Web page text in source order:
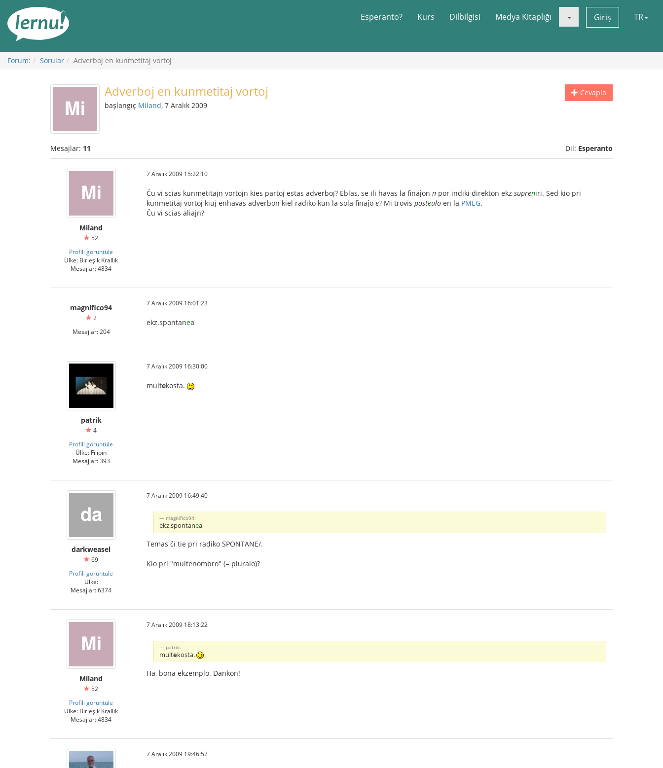
Görüntüleme
Esperanto? Kurs Dilbilgisi Medya Kitaplığı Giriş TR
Forum: Sorular Adverboj en kunmetitaj vortoj
Cevapla
Adverboj en kunmetitaj vortoj
başlangıç Miland, 7 Aralık 2009
Mesajlar: 11 Dil: Esperanto
Miland
52
Profili görüntüle
Ülke: Birleşik Krallık
Mesajlar: 4834
7 Aralık 2009 15:22:10
Ĉu vi scias kunmetitajn vortojn kies partoj estas adverboj? Eblas, se ili havas la finaĵon n por indiki direkton ekz supreniri. Sed kio pri
kunmetitaj vortoj kiuj enhavas adverbon kiel radiko kun la sola finaĵo e? Mi trovis posteulo en la PMEG.
Ĉu vi scias aliajn?
magnifico94
2
Mesajlar: 204
7 Aralık 2009 16:01:23
ekz.spontanea
patrik
4
Profili görüntüle
Ülke: Filipin
Mesajlar: 393
7 Aralık 2009 16:30:00
multekosta.
darkweasel
69
Profili görüntüle
Ülke:
Mesajlar: 6374
7 Aralık 2009 16:49:40
magnifico94:
ekz.spontanea
Temas ĉi tie pri radiko SPONTANE/.
Kio pri "multenombro" (= pluralo)?
Miland
52
Profili görüntüle
Ülke: Birleşik Krallık
Mesajlar: 4834
7 Aralık 2009 18:13:22
patrik:
multekosta.
Ha, bona ekzemplo. Dankon!
7 Aralık 2009 19:46:52